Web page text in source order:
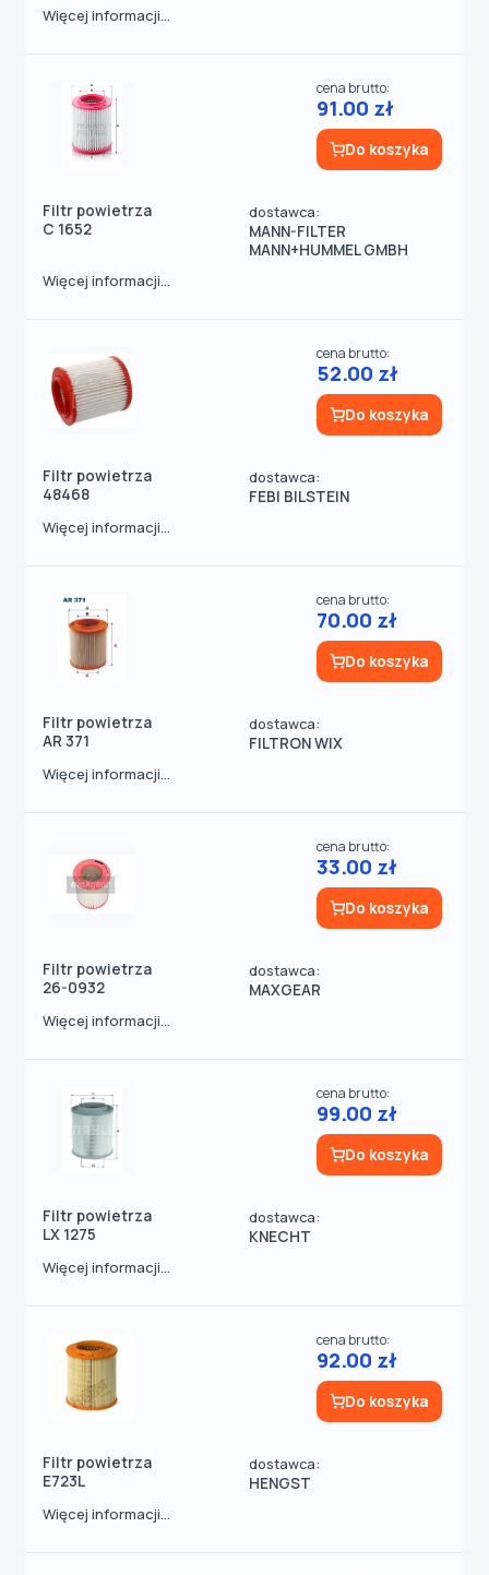
Więcej informacji...
Filtr powietrza
C 1652
dostawca:
MANN-FILTER
MANN+HUMMEL GMBH
cena brutto:
91.00 zł
Do koszyka
Więcej informacji...
Filtr powietrza
48468
dostawca:
FEBI BILSTEIN
cena brutto:
52.00 zł
Do koszyka
Więcej informacji...
Filtr powietrza
AR 371
dostawca:
FILTRON WIX
cena brutto:
70.00 zł
Do koszyka
Więcej informacji...
Filtr powietrza
26-0932
dostawca:
MAXGEAR
cena brutto:
33.00 zł
Do koszyka
Więcej informacji...
Filtr powietrza
LX 1275
dostawca:
KNECHT
cena brutto:
99.00 zł
Do koszyka
Więcej informacji...
Filtr powietrza
E723L
dostawca:
HENGST
cena brutto:
92.00 zł
Do koszyka
Więcej informacji...